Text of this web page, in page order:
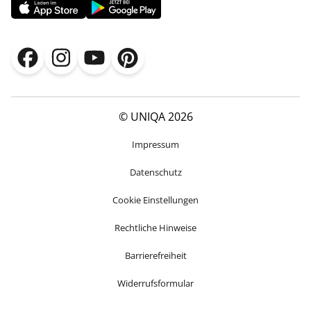
© UNIQA 2026
Impressum
Datenschutz
Cookie Einstellungen
Rechtliche Hinweise
Barrierefreiheit
Widerrufsformular